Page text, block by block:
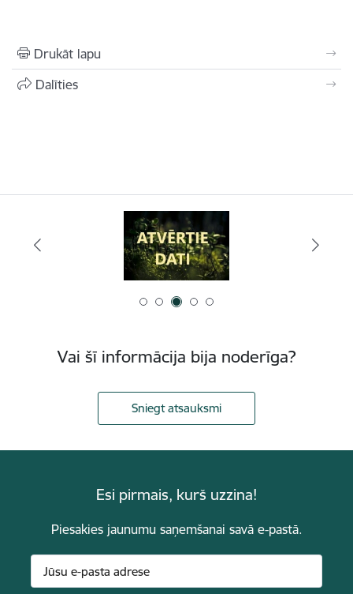
Drukāt lapu
Dalīties
Vai šī informācija bija noderīga?
Sniegt atsauksmi
Esi pirmais, kurš uzzina!
Piesakies jaunumu saņemšanai savā e-pastā.